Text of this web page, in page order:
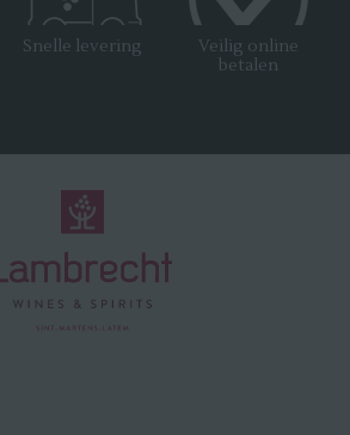
Snelle levering
Veilig online
betalen